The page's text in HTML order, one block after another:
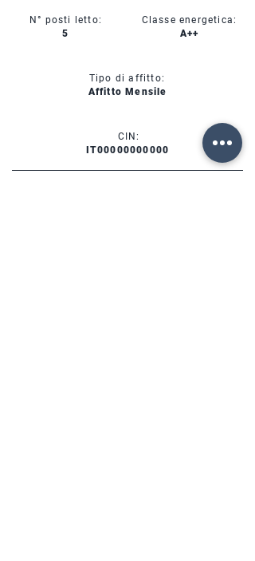
N° posti letto:
5
Classe energetica:
A++
Tipo di affitto:
Affitto Mensile
CIN:
IT00000000000